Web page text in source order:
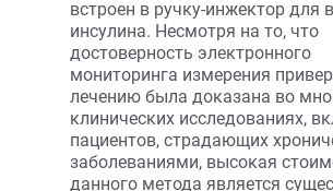
встроен в ручку-инжектор для
инсулина. Несмотря на то, что
достоверность электронного
мониторинга измерения
лечению была доказана во
клинических исследованиях,
пациентов, страдающих
заболеваниями, высокая
данного метода является